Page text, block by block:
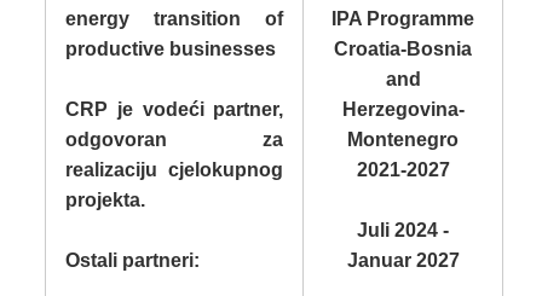
energy transition of
productive businesses
CRP je vodeći partner,
odgovoran za
realizaciju cjelokupnog
projekta.
Ostali partneri:
IPA Programme
Croatia-Bosnia
and
Herzegovina-
Montenegro
2021-2027
Juli 2024 -
Januar 2027